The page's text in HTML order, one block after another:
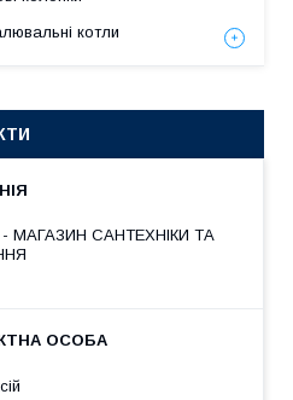
котли
- МАГАЗИН САНТЕХНІКИ ТА